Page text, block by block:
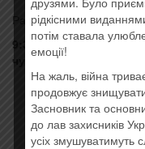
Рабочее время:
9:30 – 16:00… но
чуть-чуть дольше.
рідкісними
потім ставала
емоції!
На жаль, війна
продовжує
Засновник та
до лав захисників
усіх змушуватимуть